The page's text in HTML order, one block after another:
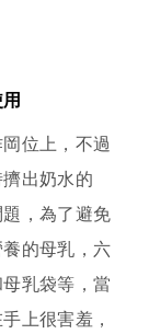
位上，不過
出奶水的
，為了避免
的母乳，六
乳袋等，當
上很害羞，